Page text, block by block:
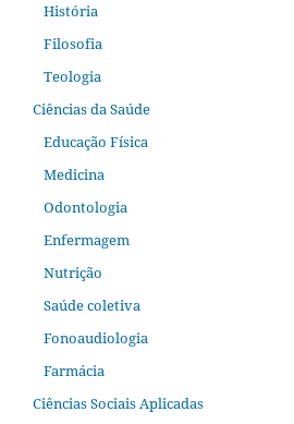
História
Filosofia
Teologia
Ciências da Saúde
Educação Física
Medicina
Odontologia
Enfermagem
Nutrição
Saúde coletiva
Fonoaudiologia
Farmácia
Ciências Sociais Aplicadas